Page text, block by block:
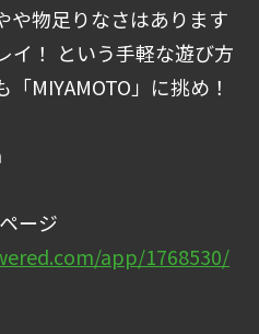
や物足りなさはあります
イ！ という手軽な遊び方
MIYAMOTO」に挑め！
ージ
app/1768530/